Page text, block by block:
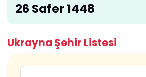
26 Safer 1448
Ukrayna Şehir Listesi